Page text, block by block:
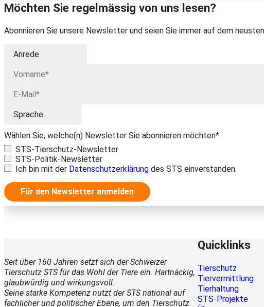
Möchten Sie regelmässig von uns lesen?
Abonnieren Sie unsere Newsletter und seien Sie immer auf dem
Wählen Sie, welche(n) Newsletter Sie abonnieren möchten*
STS-Tierschutz-Newsletter
STS-Politik-Newsletter
Ich bin mit der Datenschutzerklärung des STS einverstanden.
Für den Newsletter anmelden
Seit über 160 Jahren setzt sich der Schweizer
Tierschutz STS für das Wohl der Tiere ein. Hartnäckig,
glaubwürdig und wirkungsvoll.
Seine starke Kompetenz nutzt der STS national auf
fachlicher und politischer Ebene, um den Tierschutz
Quicklinks
Tierschutz
Tiervermittlung
Tierhaltung
STS-Projekte